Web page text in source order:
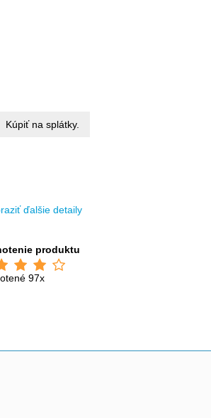
Kúpiť na splátky.
ďalšie detaily
produktu
97x